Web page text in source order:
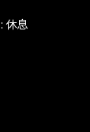
休息